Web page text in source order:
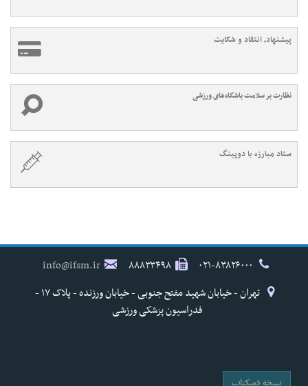
پیشنهاد، انتقاد و شکایت
نظارت بر سلامت باشگاه‌های ورزشی
ستاد مبارزه با دوپینگ
۸۸۸۳۳۴۹۸
info@ifsm.ir
تهران - خیابان شهید مفتح جنوبی - خیابان ورزنده - پلاک ۱۷ -
فدراسیون پزشکی ورزشی